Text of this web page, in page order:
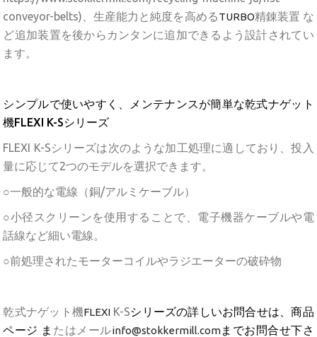
conveyor-belts)、生産能力と純度を高めるTURBO精錬装置 な
ど追加装置を後からカンタンに追加できるよう設計されてい
ます。
シンプルで使いやすく、メンテナンスが簡単な乾式ナゲット
機FLEXI K-Sシリーズ
FLEXI K-Sシリーズは次のような加工処理に適しており、投入
量に応じて2つのモデルを選択できます。
○一般的な電線（銅/アルミケーブル）
○小径スクリーンを使用することで、電子機器ケーブルや電
話線など細い電線。
○前処理されたモーターコイルやラジエーターの破砕物
乾式ナゲット機FLEXIK-Sシリーズの詳しいお問合せは、商品
ページ ま たはメールinfo@stokkermill.comまでお問合せ下さ